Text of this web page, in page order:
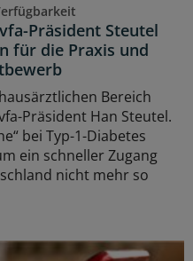
Präsident Steutel
für die Praxis und
Bereich
Präsident Han Steutel.
bei Typ-1-Diabetes
ein schneller Zugang
nicht mehr so